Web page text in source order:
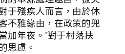
于殘疾人而言，由於休
不雅緣由，在政策的兜
加年夜。”對于村落扶
思慮。